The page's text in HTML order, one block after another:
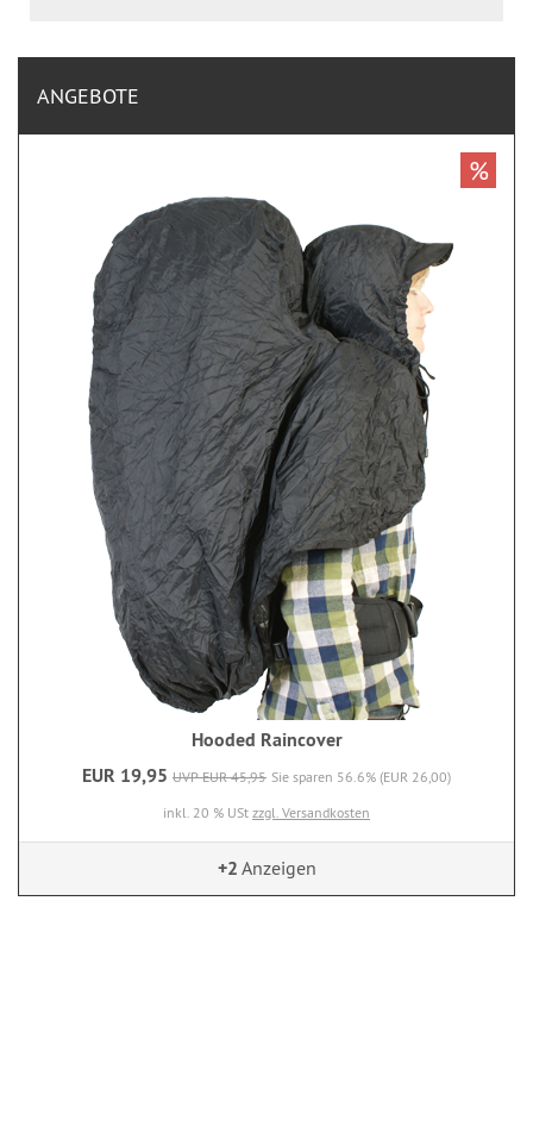
ANGEBOTE
Hooded Raincover
EUR 19,95 UVP EUR 45,95 Sie sparen 56.6% (EUR 26,00)
inkl. 20 % USt zzgl. Versandkosten
%
+2 Anzeigen